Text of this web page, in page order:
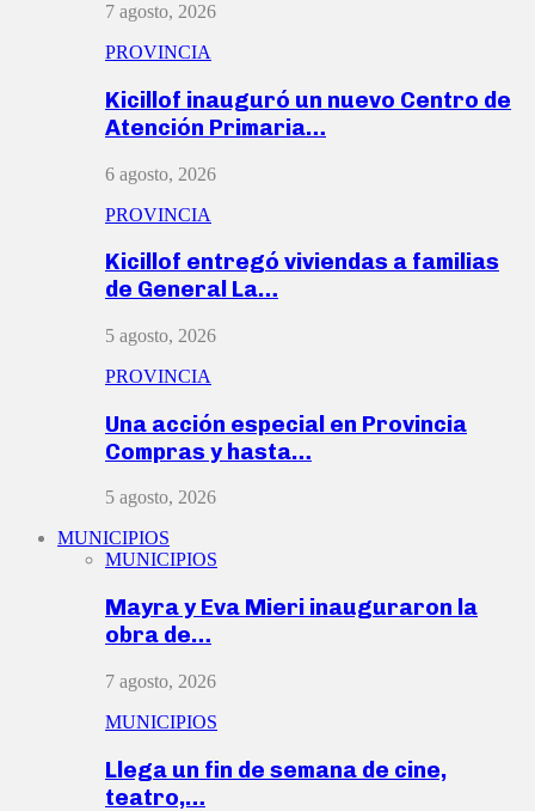
7 agosto, 2026
PROVINCIA
Kicillof inauguró un nuevo Centro de
Atención Primaria…
6 agosto, 2026
PROVINCIA
Kicillof entregó viviendas a familias
de General La…
5 agosto, 2026
PROVINCIA
Una acción especial en Provincia
Compras y hasta…
5 agosto, 2026
MUNICIPIOS
MUNICIPIOS
Mayra y Eva Mieri inauguraron la
obra de…
7 agosto, 2026
MUNICIPIOS
Llega un fin de semana de cine,
teatro,…